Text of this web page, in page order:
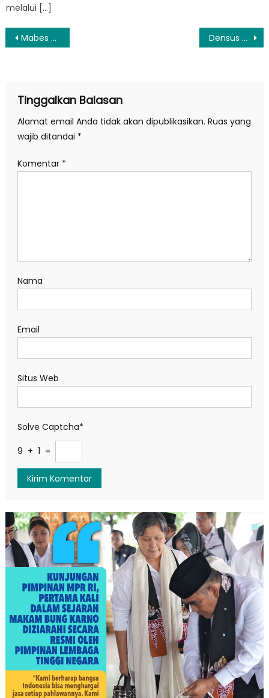
melalui […]
Navigasi
Mabes Polri Diserang, Pelaku Diduga Perempuan Teroris Tewas Ditembak Petugas Densus 88 Dalami Peran Dua Teroris yang Dibekuk di Jatim
Tinggalkan Balasan
Alamat email Anda tidak akan dipublikasikan. Ruas yang
wajib ditandai *
Komentar *
Nama
Email
Situs Web
Solve Captcha*
9 + 1 =